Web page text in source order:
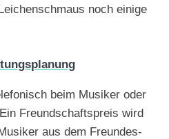
noch einige
beim Musiker oder
Freundschaftspreis wird
aus dem Freundes-